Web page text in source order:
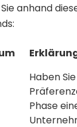
anhand
Haben
Phase